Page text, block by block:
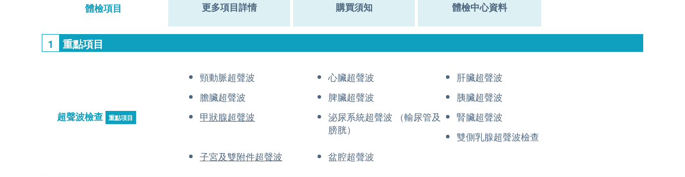
體檢項目 更多項目詳情 購買須知 體檢中心資料
1 重點項目
超聲波檢查 重點項目
頸動脈超聲波 心臟超聲波
肝臟超聲波
膽臟超聲波
脾臟超聲波
胰臟超聲波
甲狀腺超聲波
泌尿系統超聲波 （輸尿管及
膀胱）
腎臟超聲波
雙側乳腺超聲波檢查
子宮及雙附件超聲波
盆腔超聲波